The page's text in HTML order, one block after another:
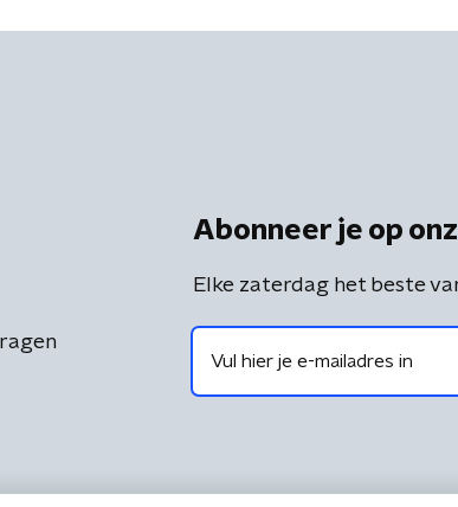
Abonneer je op
Elke zaterdag het beste